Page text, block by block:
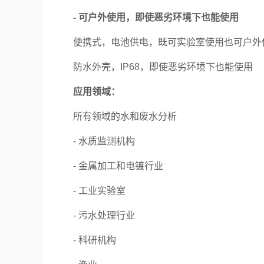
- 可户外使用，即使恶劣环境下也能使用
便携式，电池供电，既可实验室使用也可户外
防水外壳，IP68，即使恶劣环境下也能使用
应用领域：
所有领域的水和废水分析
- 水质监测机构
- 金属加工和电镀行业
- 工业实验室
- 污水处理行业
- 科研机构